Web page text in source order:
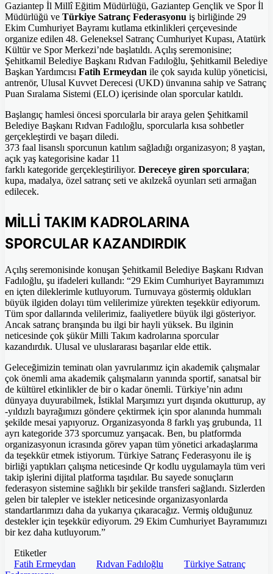
Gaziantep İl Millî Eğitim Müdürlüğü, Gaziantep Gençlik ve Spor İl
Müdürlüğü ve Türkiye Satranç Federasyonu iş birliğinde 29
Ekim Cumhuriyet Bayramı kutlama etkinlikleri çerçevesinde
organize edilen 48. Geleneksel Satranç Cumhuriyet Kupası, Atatürk
Kültür ve Spor Merkezi’nde başlatıldı. Açılış seremonisine;
Şehitkamil Belediye Başkanı Rıdvan Fadıloğlu, Şehitkamil Belediye
Başkan Yardımcısı Fatih Ermeydan ile çok sayıda kulüp yöneticisi,
antrenör, Ulusal Kuvvet Derecesi (UKD) ünvanına sahip ve Satranç
Puan Sıralama Sistemi (ELO) içerisinde olan sporcular katıldı.
Başlangıç hamlesi öncesi sporcularla bir araya gelen Şehitkamil
Belediye Başkanı Rıdvan Fadıloğlu, sporcularla kısa sohbetler
gerçekleştirdi ve başarı diledi.
373 faal lisanslı sporcunun katılım sağladığı organizasyon; 8 yaştan,
açık yaş kategorisine kadar 11
farklı kategoride gerçekleştiriliyor. Dereceye giren sporculara;
kupa, madalya, özel satranç seti ve akılzekâ oyunları seti armağan
edilecek.
MİLLİ TAKIM KADROLARINA
SPORCULAR KAZANDIRDIK
Açılış seremonisinde konuşan Şehitkamil Belediye Başkanı Rıdvan
Fadıloğlu, şu ifadeleri kullandı: “29 Ekim Cumhuriyet Bayramımızı
en içten dileklerimle kutluyorum. Turnuvaya göstermiş oldukları
büyük ilgiden dolayı tüm velilerimize yürekten teşekkür ediyorum.
Tüm spor dallarında velilerimiz, faaliyetlere büyük ilgi gösteriyor.
Ancak satranç branşında bu ilgi bir hayli yüksek. Bu ilginin
neticesinde çok şükür Milli Takım kadrolarına sporcular
kazandırdık. Ulusal ve uluslararası başarılar elde ettik.
Geleceğimizin teminatı olan yavrularımız için akademik çalışmalar
çok önemli ama akademik çalışmaların yanında sportif, sanatsal bir
de kültürel etkinlikler de bir o kadar önemli. Türkiye’nin adını
dünyaya duyurabilmek, İstiklal Marşımızı yurt dışında okutturup, ay
-yıldızlı bayrağımızı göndere çektirmek için spor alanında hummalı
şekilde mesai yapıyoruz. Organizasyonda 8 farklı yaş grubunda, 11
ayrı kategoride 373 sporcumuz yarışacak. Ben, bu platformda
organizasyonun icrasında görev yapan tüm yönetici arkadaşlarıma
da teşekkür etmek istiyorum. Türkiye Satranç Federasyonu ile iş
birliği yaptıkları çalışma neticesinde Qr kodlu uygulamayla tüm veri
takip işlerini dijital platforma taşıdılar. Bu sayede sonuçların
federasyon sistemine sağlıklı bir şekilde transferi sağlandı. Sizlerden
gelen bir talepler ve istekler neticesinde organizasyonlarda
standartlarımızı daha da yukarıya çıkaracağız. Vermiş olduğunuz
destekler için teşekkür ediyorum. 29 Ekim Cumhuriyet Bayramımızı
bir kez daha kutluyorum.”
Etiketler
Fatih Ermeydan
Rıdvan Fadıloğlu
Türkiye Satranç